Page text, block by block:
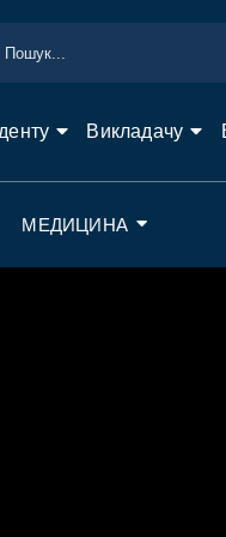
Викладачу
МЕДИЦИНА